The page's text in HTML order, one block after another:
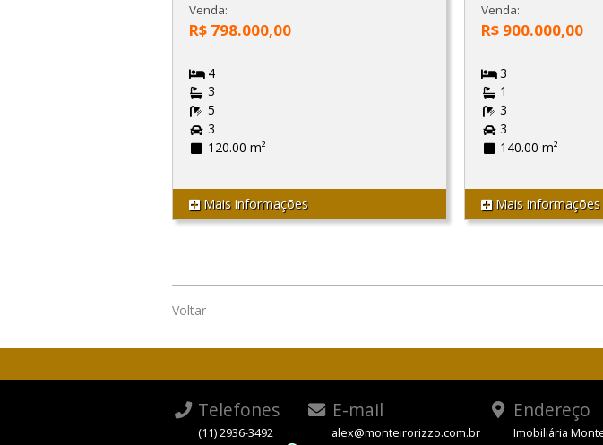
Venda:
R$ 798.000,00
4
3
5
3
120.00 m²
Mais informações
Venda:
R$ 900.000,00
3
1
3
3
140.00 m²
Mais informações
Voltar
Telefones
(11) 2936-3492
E-mail
alex@monteirorizzo.com.br
Endereço
Imobiliária